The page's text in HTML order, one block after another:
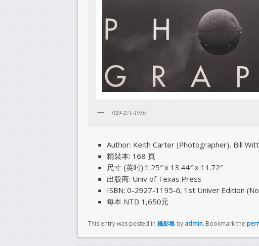
029-271-1956
Author: Keith Carter (Photographer), Bill
精裝本: 168 頁
尺寸 (英吋):1.25″ x 13.44″ x 11.72″
出版商: Univ of Texas Press
ISBN: 0-2927-1195-6; 1st Univer Edition
每本 NTD 1,650元
This entry was posted in 攝影集 by admin. Bookmark the